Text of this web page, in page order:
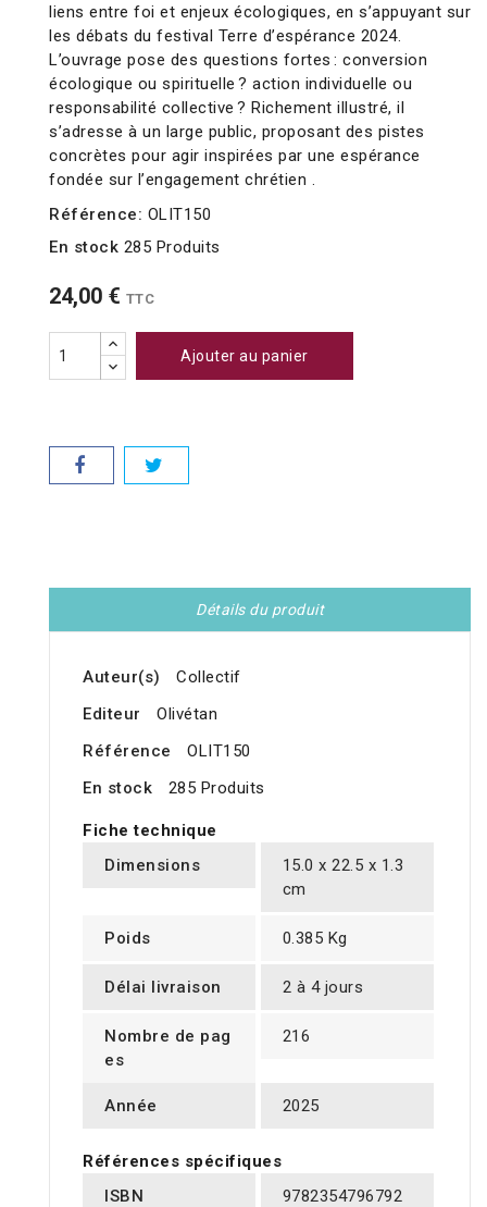
liens entre foi et enjeux écologiques, en s’appuyant sur
les débats du festival Terre d’espérance 2024.
L’ouvrage pose des questions fortes : conversion
écologique ou spirituelle ? action individuelle ou
responsabilité collective ? Richement illustré, il
s’adresse à un large public, proposant des pistes
concrètes pour agir inspirées par une espérance
fondée sur l’engagement chrétien .
Référence: OLIT150
En stock 285 Produits
24,00 € TTC
Ajouter au panier
Détails du produit
Auteur(s)
Collectif
Editeur
Olivétan
Référence
OLIT150
En stock
285 Produits
Fiche technique
Dimensions
15.0 x 22.5 x 1.3
cm
Poids 0.385 Kg
Délai livraison 2 à 4 jours
Nombre de pag
es
216
Année 2025
Références spécifiques
ISBN
9782354796792